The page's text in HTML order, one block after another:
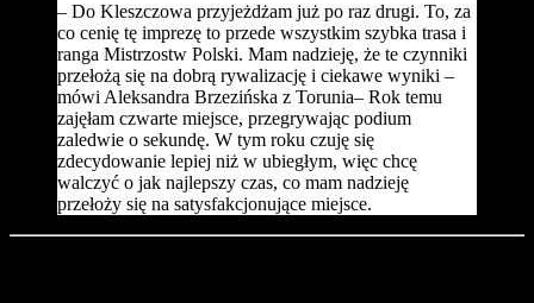
– Do Kleszczowa przyjeżdżam już po raz drugi. To, za
co cenię tę imprezę to przede wszystkim szybka trasa i
ranga Mistrzostw Polski. Mam nadzieję, że te czynniki
przełożą się na dobrą rywalizację i ciekawe wyniki –
mówi Aleksandra Brzezińska z Torunia– Rok temu
zajęłam czwarte miejsce, przegrywając podium
zaledwie o sekundę. W tym roku czuję się
zdecydowanie lepiej niż w ubiegłym, więc chcę
walczyć o jak najlepszy czas, co mam nadzieję
przełoży się na satysfakcjonujące miejsce.